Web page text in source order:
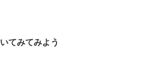
てみてみよう